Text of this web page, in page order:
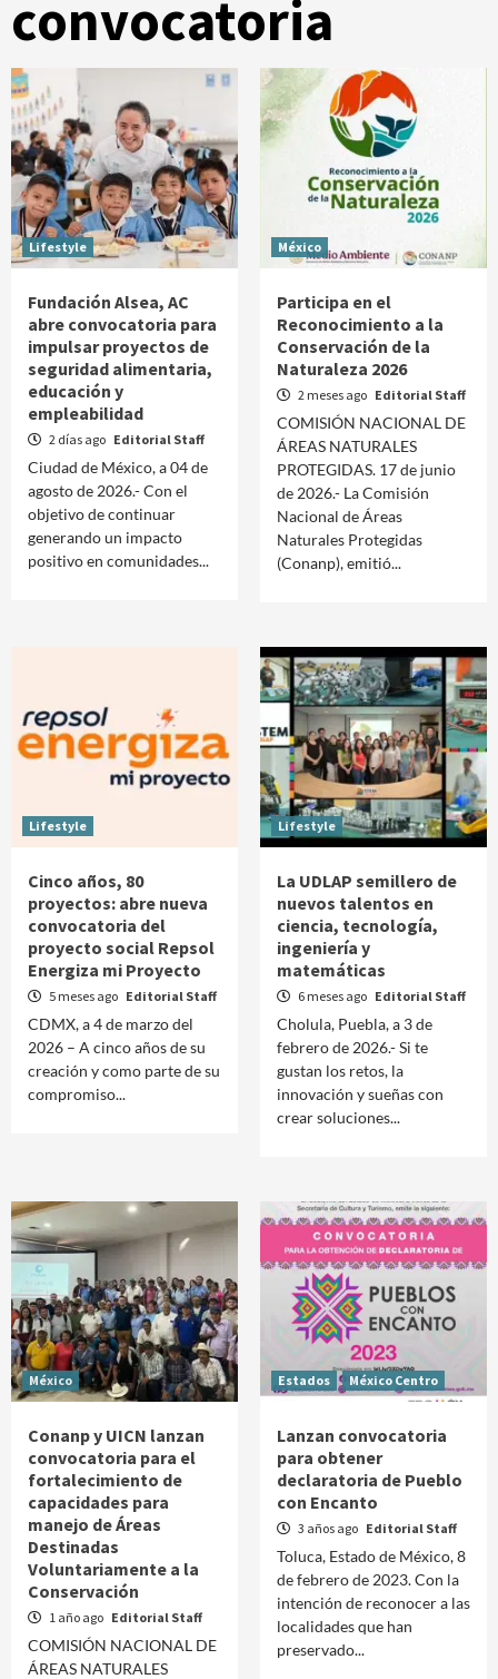
convocatoria
Lifestyle
Fundación Alsea, AC
abre convocatoria para
impulsar proyectos de
seguridad alimentaria,
educación y
empleabilidad
2 días ago Editorial Staff
Ciudad de México, a 04 de
agosto de 2026.- Con el
objetivo de continuar
generando un impacto
positivo en comunidades...
México
Participa en el
Reconocimiento a la
Conservación de la
Naturaleza 2026
2 meses ago Editorial Staff
COMISIÓN NACIONAL DE
ÁREAS NATURALES
PROTEGIDAS. 17 de junio
de 2026.- La Comisión
Nacional de Áreas
Naturales Protegidas
(Conanp), emitió...
Lifestyle
Cinco años, 80
proyectos: abre nueva
convocatoria del
proyecto social Repsol
Energiza mi Proyecto
5 meses ago Editorial Staff
CDMX, a 4 de marzo del
2026 – A cinco años de su
creación y como parte de su
compromiso...
Lifestyle
La UDLAP semillero de
nuevos talentos en
ciencia, tecnología,
ingeniería y
matemáticas
6 meses ago Editorial Staff
Cholula, Puebla, a 3 de
febrero de 2026.- Si te
gustan los retos, la
innovación y sueñas con
crear soluciones...
México
Conanp y UICN lanzan
convocatoria para el
fortalecimiento de
capacidades para
manejo de Áreas
Destinadas
Voluntariamente a la
Conservación
1 año ago Editorial Staff
COMISIÓN NACIONAL DE
ÁREAS NATURALES
Estados México Centro
Lanzan convocatoria
para obtener
declaratoria de Pueblo
con Encanto
3 años ago Editorial Staff
Toluca, Estado de México, 8
de febrero de 2023. Con la
intención de reconocer a las
localidades que han
preservado...